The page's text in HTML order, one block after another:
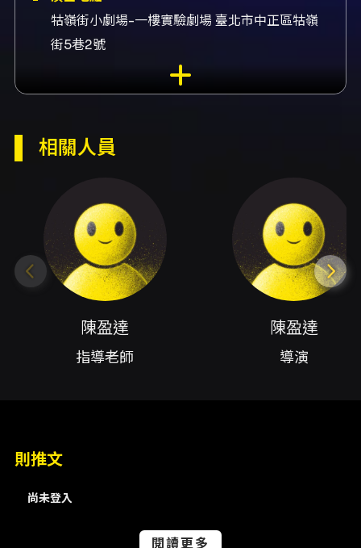
牯嶺街小劇場-一樓實驗劇場 臺北市中正區牯嶺
街5巷2號
督王意玟、舞臺監督許鈺婷、平面設計林裕恩、
諺、行政行銷陳維妮、服化盧綜汶、服化陳欣
翊、服化陳綵瑄、服化楊凱棋、音響林以渟、音
響林雅竹、音響鄧羽芯、舞臺李沛芯、舞臺吳承
潓、舞臺薛姿玟、舞臺蔡智帆、舞臺許庭語、燈
光林玥彤、燈光張宇寧、燈光許孟婷、演員吳宥
寯、演員李晏妮、演員林巧靈、演員許心慈、演
員張嘉頤、演員葉哲瑋、演員謝雅筑、演員陳靜
白》 節目說明：本作品以「人生如戲，戲如人
白，探討人在扮演中認識或迷失自我。當角色情
「表演」與「以自己活著」之間的界線。 演出時
相關人員
陳盈達
指導老師
陳盈達
導演
則推文
尚未登入
閱讀更多